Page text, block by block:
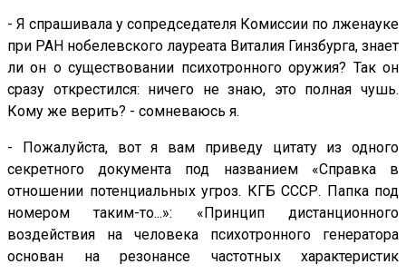
- Я спрашивала у сопредседателя Комиссии по лженауке
при РАН нобелевского лауреата Виталия Гинзбурга, знает
ли он о существовании психотронного оружия? Так он
сразу открестился: ничего не знаю, это полная чушь.
Кому же верить? - сомневаюсь я.
- Пожалуйста, вот я вам приведу цитату из одного
секретного документа под названием «Справка в
отношении потенциальных угроз. КГБ СССР. Папка под
номером таким-то...»: «Принцип дистанционного
воздействия на человека психотронного генератора
основан на резонансе частотных характеристик